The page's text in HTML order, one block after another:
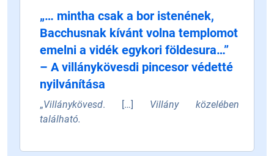
„… mintha csak a bor istenének,
Bacchusnak kívánt volna templomot
emelni a vidék egykori földesura…”
– A villánykövesdi pincesor védetté
nyilvánítása
„Villánykövesd. […] Villány közelében
található.